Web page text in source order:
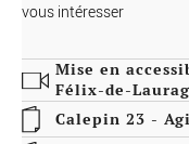
vous intéresser
Mise en
Félix-de-
Calepin 23 -